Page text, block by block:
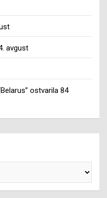
avgust
ostvarila 84